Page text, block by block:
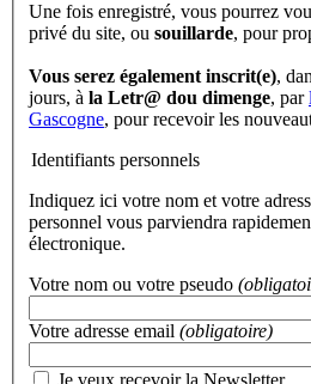
Une fois enregistré, vous pourrez
privé du site, ou souillarde , pour
Vous serez également inscrit(e),
jours, à la Letr@ dou dimenge, par
Gascogne, pour recevoir les
Identifiants personnels
Indiquez ici votre nom et votre
personnel vous parviendra
électronique.
Votre nom ou votre pseudo
Votre adresse email (obligatoire)